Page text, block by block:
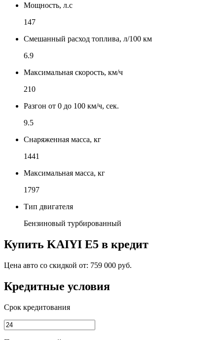
Мощность, л.с
147
Смешанный расход топлива, л/100 км
6.9
Максимальная скорость, км/ч
210
Разгон от 0 до 100 км/ч, сек.
9.5
Снаряженная масса, кг
1441
Максимальная масса, кг
1797
Тип двигателя
Бензиновый турбированный
Купить KAIYI E5 в кредит
Цена авто со скидкой от: 759 000 руб.
Кредитные условия
Срок кредитования